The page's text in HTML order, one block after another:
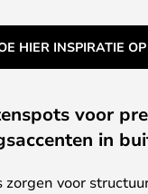
HIER INSPIRATIE OP
voor
in
voor